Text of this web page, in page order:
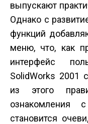
выпускают
Однако с
функций
меню, что, как
интерфейс
SolidWorks 2001
из этого
ознакомления
становится